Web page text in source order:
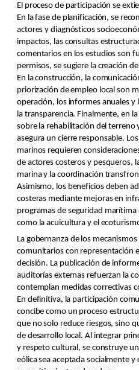
El proceso de participación se
En la fase de planificación, se
actores y diagnósticos
impactos, las consultas
comentarios en los estudios son
permisos, se sugiere la creación
En la construcción, la
priorización de empleo local son
operación, los informes anuales y
la transparencia. Finalmente, en
sobre la rehabilitación del terreno
asegura un cierre responsable.
marinos requieren
de actores costeros y pesqueros,
marina y la coordinación
Asimismo, los beneficios deben
costeras mediante mejoras en
programas de seguridad
como la acuicultura y el
La gobernanza de los
comunitarios con representación
decisión. La publicación de
auditorías externas refuerzan la
contemplan medidas correctivas
En definitiva, la participación
concibe como un proceso
que no solo reduce riesgos, sino
de desarrollo local. Al integrar
y respeto cultural, se construye
eólica sea aceptada socialmente